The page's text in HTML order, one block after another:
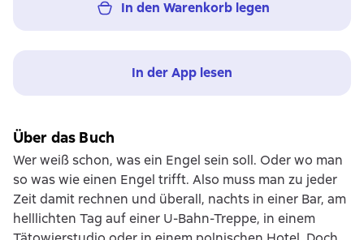
In den Warenkorb legen
In der App lesen
Über das Buch
Wer weiß schon, was ein Engel sein soll. Oder wo man
so was wie einen Engel trifft. Also muss man zu jeder
Zeit damit rechnen und überall, nachts in einer Bar, am
helllichten Tag auf einer U-Bahn-Treppe, in einem